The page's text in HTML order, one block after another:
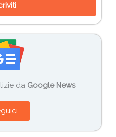
da Google News